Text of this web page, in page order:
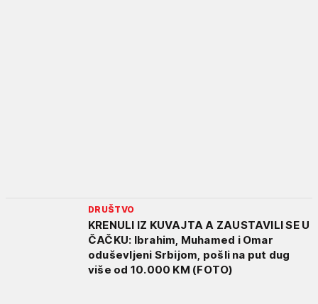
DRUŠTVO
KRENULI IZ KUVAJTA A ZAUSTAVILI SE U
ČAČKU: Ibrahim, Muhamed i Omar
oduševljeni Srbijom, pošli na put dug
više od 10.000 KM (FOTO)